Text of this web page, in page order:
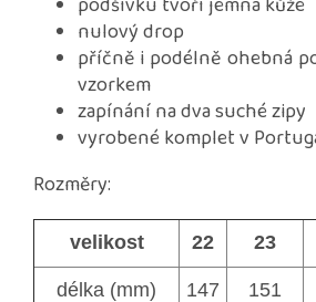
nulový drop
příčně i podélně ohebná
vzorkem
zapínání na dva suché zipy
vyrobené komplet v
Rozměry:
velikost 22 23
délka (mm) 147 151